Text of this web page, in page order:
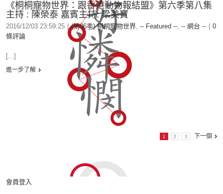
《桐桐寵物世界：跟香港動物報結盟》第六季第八集
主持 : 陳榮泰 嘉賓主持: 梁美寶
2016/12/03 23:59:25 (第06季) 桐桐寵物世界, -- Featured --, -- 網台 --
0
條評論
[...]
進一步了解
1 2 3 下一個
會員登入